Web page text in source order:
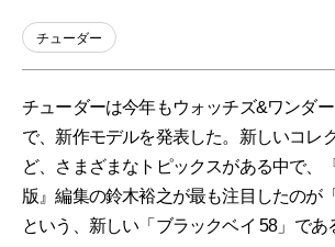
チューダー
チューダーは今年もウォッチズ&ワンダ
で、新作モデルを発表した。新しいコレ
ど、さまざまなトピックスがある中で、
版』編集の鈴木裕之が最も注目したのが
という、新しい「ブラックベイ 58」であ